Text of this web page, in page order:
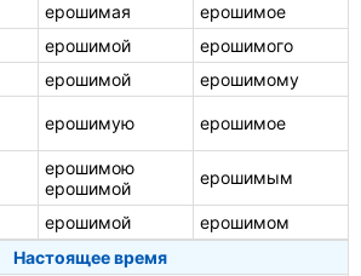
ерошимая
ерошимое
ерошимой
ерошимого
ерошимой ерошимому
ерошимую ерошимое
ерошимою
ерошимой
ерошимым
ерошимой
ерошимом
Настоящее время